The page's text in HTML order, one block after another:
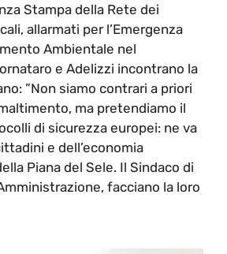
Stampa della Rete dei
allarmati per l’Emergenza
Ambientale nel
e Adelizzi incontrano la
”Non siamo contrari a priori
ma pretendiamo il
di sicurezza europei: ne va
e dell’economia
Piana del Sele. Il Sindaco di
facciano la loro